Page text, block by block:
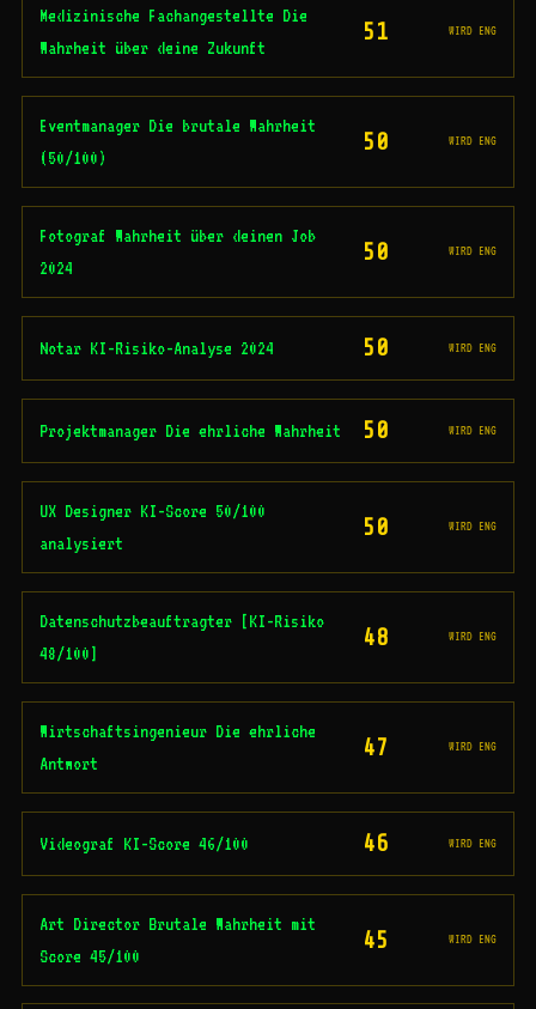
Medizinische Fachangestellte Die
Wahrheit über deine Zukunft
51 WIRD ENG
Eventmanager Die brutale Wahrheit
(50/100)
50 WIRD ENG
Fotograf Wahrheit über deinen Job
2024
50 WIRD ENG
Notar KI-Risiko-Analyse 2024 50 WIRD ENG
Projektmanager Die ehrliche Wahrheit 50 WIRD ENG
UX Designer KI-Score 50/100
analysiert
50 WIRD ENG
Datenschutzbeauftragter [KI-Risiko
48/100]
48 WIRD ENG
Wirtschaftsingenieur Die ehrliche
Antwort
47 WIRD ENG
Videograf KI-Score 46/100 46 WIRD ENG
Art Director Brutale Wahrheit mit
Score 45/100
45 WIRD ENG